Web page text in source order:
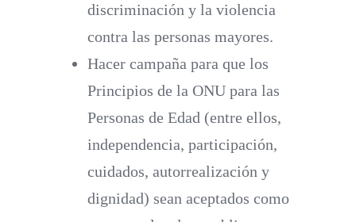
discriminación y la violencia
contra las personas mayores.
Hacer campaña para que los
Principios de la ONU para las
Personas de Edad (entre ellos,
independencia, participación,
cuidados, autorrealización y
dignidad) sean aceptados como